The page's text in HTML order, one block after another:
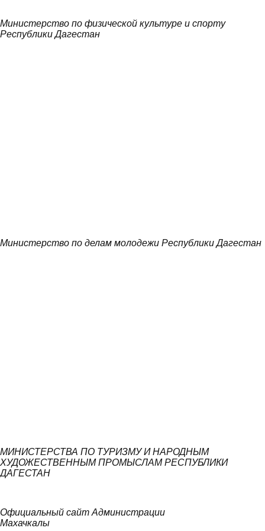
Министерство по физической культуре и спорту
Республики Дагестан
Министерство по делам молодежи Республики Дагестан
МИНИСТЕРСТВА ПО ТУРИЗМУ И НАРОДНЫМ
ХУДОЖЕСТВЕННЫМ ПРОМЫСЛАМ РЕСПУБЛИКИ
ДАГЕСТАН
Официальный сайт Администрации
Махачкалы